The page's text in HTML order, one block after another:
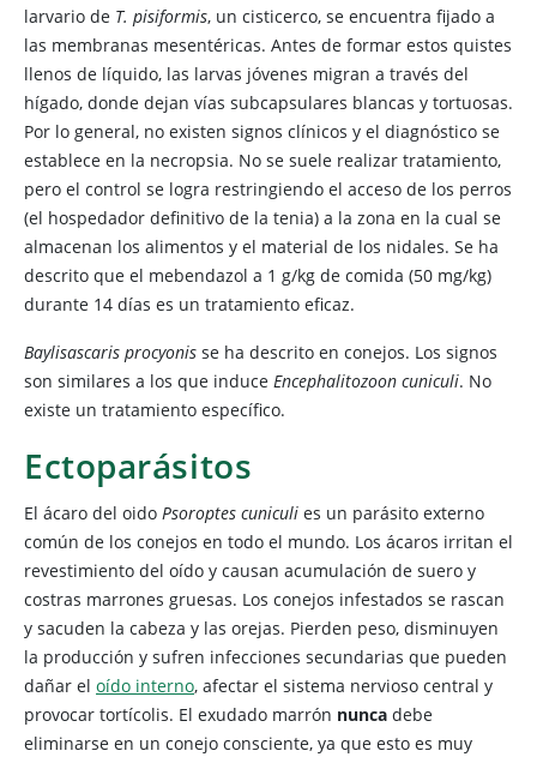
larvario de T. pisiformis, un cisticerco, se encuentra fijado a
las membranas mesentéricas. Antes de formar estos quistes
llenos de líquido, las larvas jóvenes migran a través del
hígado, donde dejan vías subcapsulares blancas y tortuosas.
Por lo general, no existen signos clínicos y el diagnóstico se
establece en la necropsia. No se suele realizar tratamiento,
pero el control se logra restringiendo el acceso de los perros
(el hospedador definitivo de la tenia) a la zona en la cual se
almacenan los alimentos y el material de los nidales. Se ha
descrito que el mebendazol a 1 g/kg de comida (50 mg/kg)
durante 14 días es un tratamiento eficaz.
Baylisascaris procyonis se ha descrito en conejos. Los signos
son similares a los que induce Encephalitozoon cuniculi. No
existe un tratamiento específico.
Ectoparásitos
El ácaro del oido Psoroptes cuniculi es un parásito externo
común de los conejos en todo el mundo. Los ácaros irritan el
revestimiento del oído y causan acumulación de suero y
costras marrones gruesas. Los conejos infestados se rascan
y sacuden la cabeza y las orejas. Pierden peso, disminuyen
la producción y sufren infecciones secundarias que pueden
dañar el oído interno, afectar el sistema nervioso central y
provocar tortícolis. El exudado marrón nunca debe
eliminarse en un conejo consciente, ya que esto es muy